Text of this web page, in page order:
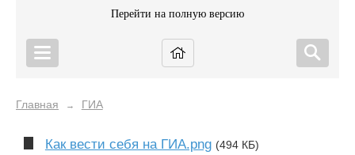
Перейти на полную версию
Главная → ГИА
Как вести себя на ГИА.png (494 КБ)